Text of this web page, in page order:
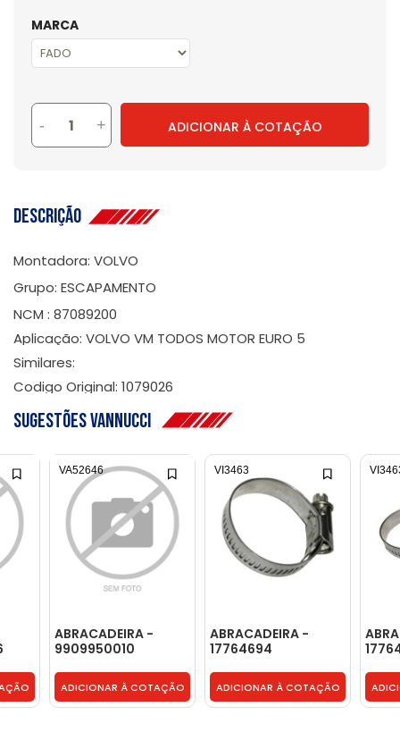
MARCA
- + ADICIONAR À COTAÇÃO
Descrição
Montadora: VOLVO
Grupo: ESCAPAMENTO
NCM : 87089200
Aplicação: VOLVO VM TODOS MOTOR EURO 5
Similares:
Codigo Original: 1079026
Sugestões Vannucci
ABRACADEIRA -
9909950010
ADICIONAR À COTAÇÃO
VA52646
ABRACADEIRA -
17764694
ADICIONAR À COTAÇÃO
VI3463